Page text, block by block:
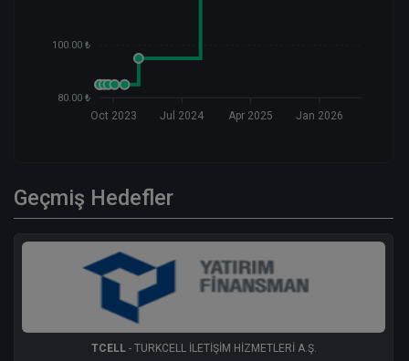
100.00 ₺
80.00 ₺
Oct 2023 Jul 2024 Apr 2025 Jan 2026
Geçmiş Hedefler
TCELL- TURKCELL İLETİŞİM HİZMETLERİ A.Ş.